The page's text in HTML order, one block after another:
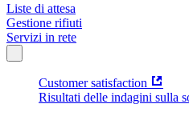
Liste di attesa
Gestione rifiuti
Servizi in rete
Customer satisfaction
Risultati delle indagini sulla